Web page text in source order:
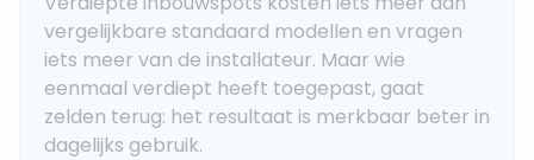
vergelijkbare standaard modellen en vragen
iets meer van de installateur. Maar wie
eenmaal verdiept heeft toegepast, gaat
zelden terug: het resultaat is merkbaar beter in
dagelijks gebruik.